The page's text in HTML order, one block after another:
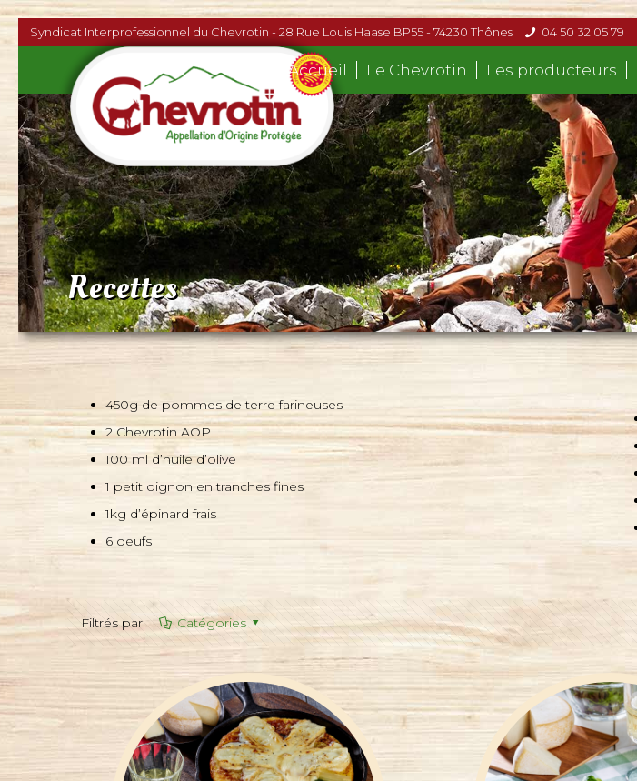
Syndicat Interprofessionnel du Chevrotin - 28 Rue Louis Haase BP55 - 74230 Thônes 04 50 32 05 79
Accueil Le Chevrotin Les producteurs
Recettes
450g de pommes de terre farineuses
2 Chevrotin AOP
100 ml d’huile d’olive
1 petit oignon en tranches fines
1kg d’épinard frais
6 oeufs
Filtrés par Catégories